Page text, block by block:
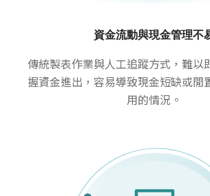
資金流動與現金管理不
傳統製表作業與人工追蹤方式，難以
握資金進出，容易導致現金短缺或閒
用的情況。